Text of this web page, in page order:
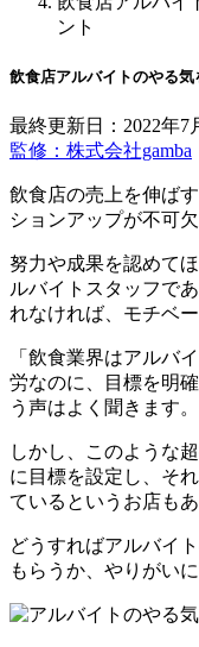
ント
飲食店アルバイトのやる
最終更新日：2022年7
監修：株式会社gamba
飲食店の売上を伸ば
ションアップが不可欠
努力や成果を認めて
ルバイトスタッフで
れなければ、モチベ
「飲食業界はアルバ
労なのに、目標を明
う声はよく聞きます。
しかし、このような
に目標を設定し、そ
ているというお店もあ
どうすればアルバイ
もらうか、やりがい